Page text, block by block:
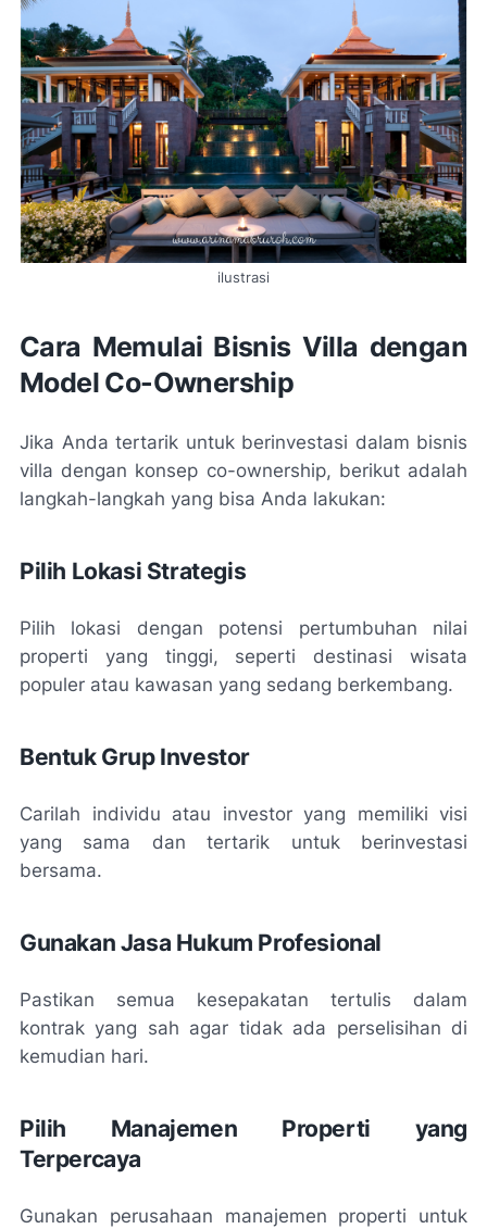
ilustrasi
Cara Memulai Bisnis Villa dengan
Model Co-Ownership
Jika Anda tertarik untuk berinvestasi dalam bisnis
villa dengan konsep co-ownership, berikut adalah
langkah-langkah yang bisa Anda lakukan:
Pilih Lokasi Strategis
Pilih lokasi dengan potensi pertumbuhan nilai
properti yang tinggi, seperti destinasi wisata
populer atau kawasan yang sedang berkembang.
Bentuk Grup Investor
Carilah individu atau investor yang memiliki visi
yang sama dan tertarik untuk berinvestasi
bersama.
Gunakan Jasa Hukum Profesional
Pastikan semua kesepakatan tertulis dalam
kontrak yang sah agar tidak ada perselisihan di
kemudian hari.
Pilih Manajemen Properti yang
Terpercaya
Gunakan perusahaan manajemen properti untuk